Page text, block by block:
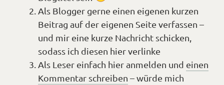
zwinkern*
Als Blogger gerne einen eigenen kurzen
Beitrag auf der eigenen Seite verfassen –
und mir eine kurze Nachricht schicken,
sodass ich diesen hier verlinke
Als Leser einfach hier anmelden und einen
Kommentar schreiben – würde mich